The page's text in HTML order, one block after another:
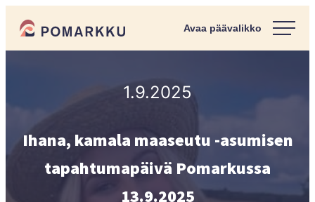
Siirry
suoraan
Pomarkun kunta
1.9.2025
Ihana, kamala maaseutu -asumisen
tapahtumapäivä Pomarkussa
13.9.2025